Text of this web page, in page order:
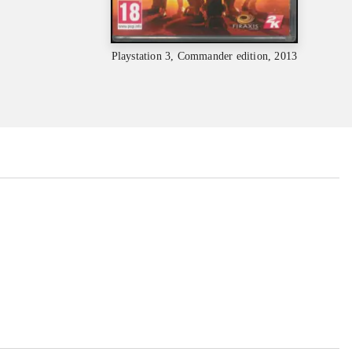
Playstation 3, Commander edition, 2013